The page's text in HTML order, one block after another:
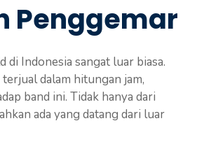
Penggemar
Indonesia sangat luar biasa.
dalam hitungan jam,
band ini. Tidak hanya dari
ada yang datang dari luar